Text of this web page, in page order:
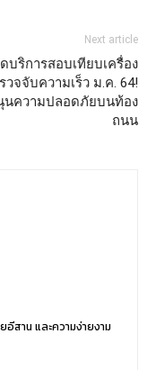
Next article
บริการสอบเทียบเครื่อง
วจจับความเร็ว ม.ค. 64!
นความปลอดภัยบนท้อง
ถนน
สาน และความง่ายงาม